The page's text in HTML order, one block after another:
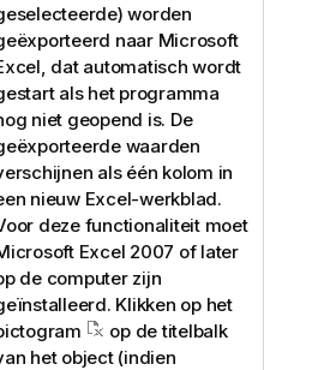
worden
naar Microsoft
dat automatisch wordt
als het programma
niet geopend is. De
waarden
als één kolom in
nieuw Excel-werkblad.
deze functionaliteit moet
Excel 2007 of later
de computer zijn
Klikken op het
op de titelbalk
het object (indien